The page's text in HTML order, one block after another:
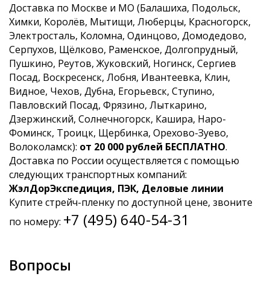
Доставка по Москве и МО (Балашиха, Подольск,
Химки, Королёв, Мытищи, Люберцы, Красногорск,
Электросталь, Коломна, Одинцово, Домодедово,
Серпухов, Щёлково, Раменское, Долгопрудный,
Пушкино, Реутов, Жуковский, Ногинск, Сергиев
Посад, Воскресенск, Лобня, Ивантеевка, Клин,
Видное, Чехов, Дубна, Егорьевск, Ступино,
Павловский Посад, Фрязино, Лыткарино,
Дзержинский, Солнечногорск, Кашира, Наро-
Фоминск, Троицк, Щербинка, Орехово-Зуево,
Волоколамск): от 20 000 рублей БЕСПЛАТНО.
Доставка по России осуществляется с помощью
следующих транспортных компаний:
ЖэлДорЭкспедиция, ПЭК, Деловые линии
Купите стрейч-пленку по доступной цене, звоните
по номеру: +7 (495) 640-54-31
Вопросы